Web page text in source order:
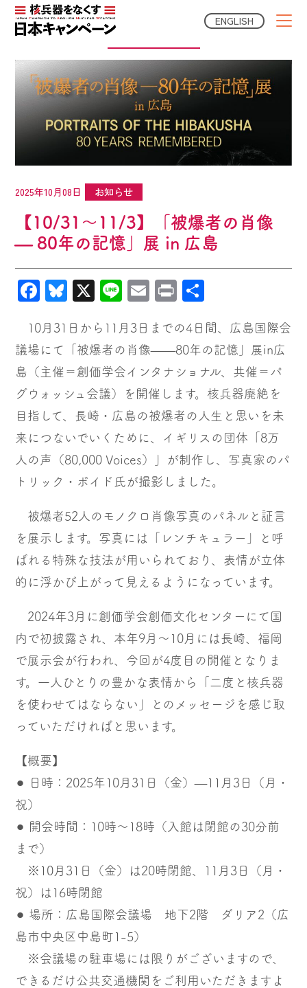
ENGLISH
NGO News
2025年10月08日 お知らせ
【10/31〜11/3】「被爆者の肖像
— 80年の記憶」展 in 広島
Facebook
Bluesky
X LineEmailPrint
10月31日から11月3日までの4日間、広島国際会
議場にて「被爆者の肖像——80年の記憶」展in広
島（主催＝創価学会インタナショナル、共催＝パ
グウォッシュ会議）を開催します。核兵器廃絶を
目指して、長崎・広島の被爆者の人生と思いを未
来につないでいくために、イギリスの団体「8万
人の声（80,000 Voices）」が制作し、写真家のパ
トリック・ボイド氏が撮影しました。
被爆者52人のモノクロ肖像写真のパネルと証言
を展示します。写真には「レンチキュラー」と呼
ばれる特殊な技法が用いられており、表情が立体
的に浮かび上がって見えるようになっています。
2024年3月に創価学会創価文化センターにて国
内で初披露され、本年9月〜10月には長崎、福岡
で展示会が行われ、今回が4度目の開催となりま
す。一人ひとりの豊かな表情から「二度と核兵器
を使わせてはならない」とのメッセージを感じ取
っていただければと思います。
【概要】
⚫︎ 日時：2025年10月31日（金）—11月3日（月・
祝）
⚫︎ 開会時間：10時〜18時（入館は閉館の30分前
まで）
※10月31日（金）は20時閉館、11月3日（月・
祝）は16時閉館
⚫︎ 場所：広島国際会議場 地下2階 ダリア2（広
島市中央区中島町1-5）
※会議場の駐車場には限りがございますので、
できるだけ公共交通機関をご利用いただきますよ